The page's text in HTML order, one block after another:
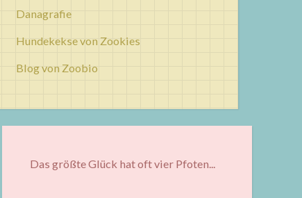
Danagrafie
Hundekekse von Zookies
Blog von Zoobio
Das größte Glück hat oft vier Pfoten...